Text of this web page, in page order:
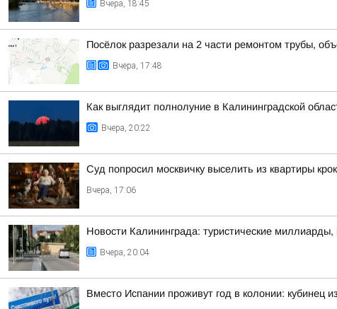
Вчера, 18:45
Посёлок разрезали на 2 части ремонтом трубы,
Вчера, 17:48
Как выглядит полнолуние в Калининградской
Вчера, 20:22
Суд попросил москвичку выселить из квартиры
Вчера, 17:06
Новости Калининграда: туристические
Вчера, 20:04
Вместо Испании проживут год в колонии: кубинец